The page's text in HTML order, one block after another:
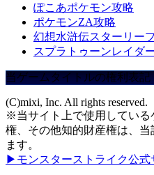
ぽこあポケモン攻略
ポケモンZA攻略
幻想水滸伝スターリー
スプラトゥーンレイダ
当ゲームタイトルの権利表記
(C)mixi, Inc. All rights reserved.
※当サイト上で使用している
権、その他知的財産権は、
ます。
▶モンスターストライク公式